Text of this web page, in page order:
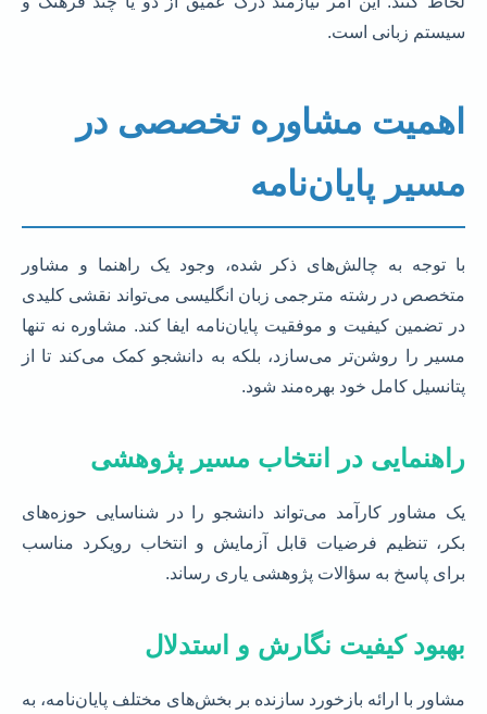
سیستم زبانی است.
اهمیت مشاوره تخصصی در
مسیر پایان‌نامه
با توجه به چالش‌های ذکر شده، وجود یک راهنما و مشاور
متخصص در رشته مترجمی زبان انگلیسی می‌تواند نقشی کلیدی
در تضمین کیفیت و موفقیت پایان‌نامه ایفا کند. مشاوره نه تنها
مسیر را روشن‌تر می‌سازد، بلکه به دانشجو کمک می‌کند تا از
پتانسیل کامل خود بهره‌مند شود.
راهنمایی در انتخاب مسیر پژوهشی
یک مشاور کارآمد می‌تواند دانشجو را در شناسایی حوزه‌های
بکر، تنظیم فرضیات قابل آزمایش و انتخاب رویکرد مناسب
برای پاسخ به سؤالات پژوهشی یاری رساند.
بهبود کیفیت نگارش و استدلال
مشاور با ارائه بازخورد سازنده بر بخش‌های مختلف پایان‌نامه، به